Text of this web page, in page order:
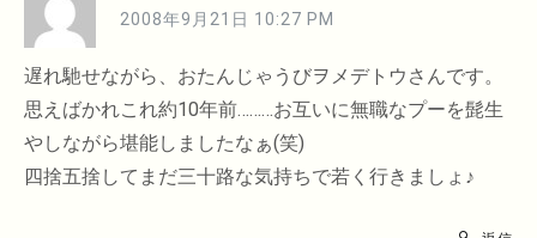
2008年9月21日 10:27 PM
遅れ馳せながら、おたんじゃうびヲメデトウさんです。
思えばかれこれ約10年前………お互いに無職なプーを髭生
やしながら堪能しましたなぁ(笑)
四捨五捨してまだ三十路な気持ちで若く行きましょ♪